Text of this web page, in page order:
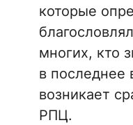
которые
многих, кто
в последнее
возникает
РПЦ.